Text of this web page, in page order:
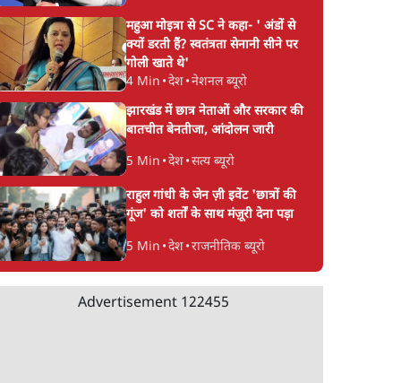
महुआ मोइत्रा से SC ने कहा- ' अंडों से
क्यों डरती हैं? स्वतंत्रता सेनानी सीने पर
गोली खाते थे'
4 Min •देश•नेशनल ब्यूरो
झारखंड में छात्र नेताओं और सरकार की
बातचीत बेनतीजा, आंदोलन जारी
5 Min •देश•सत्य ब्यूरो
राहुल गांधी के जेन ज़ी इवेंट 'छात्रों की
गूंज' को शर्तों के साथ मंज़ूरी देना पड़ा
5 Min •देश•राजनीतिक ब्यूरो
Advertisement 122455